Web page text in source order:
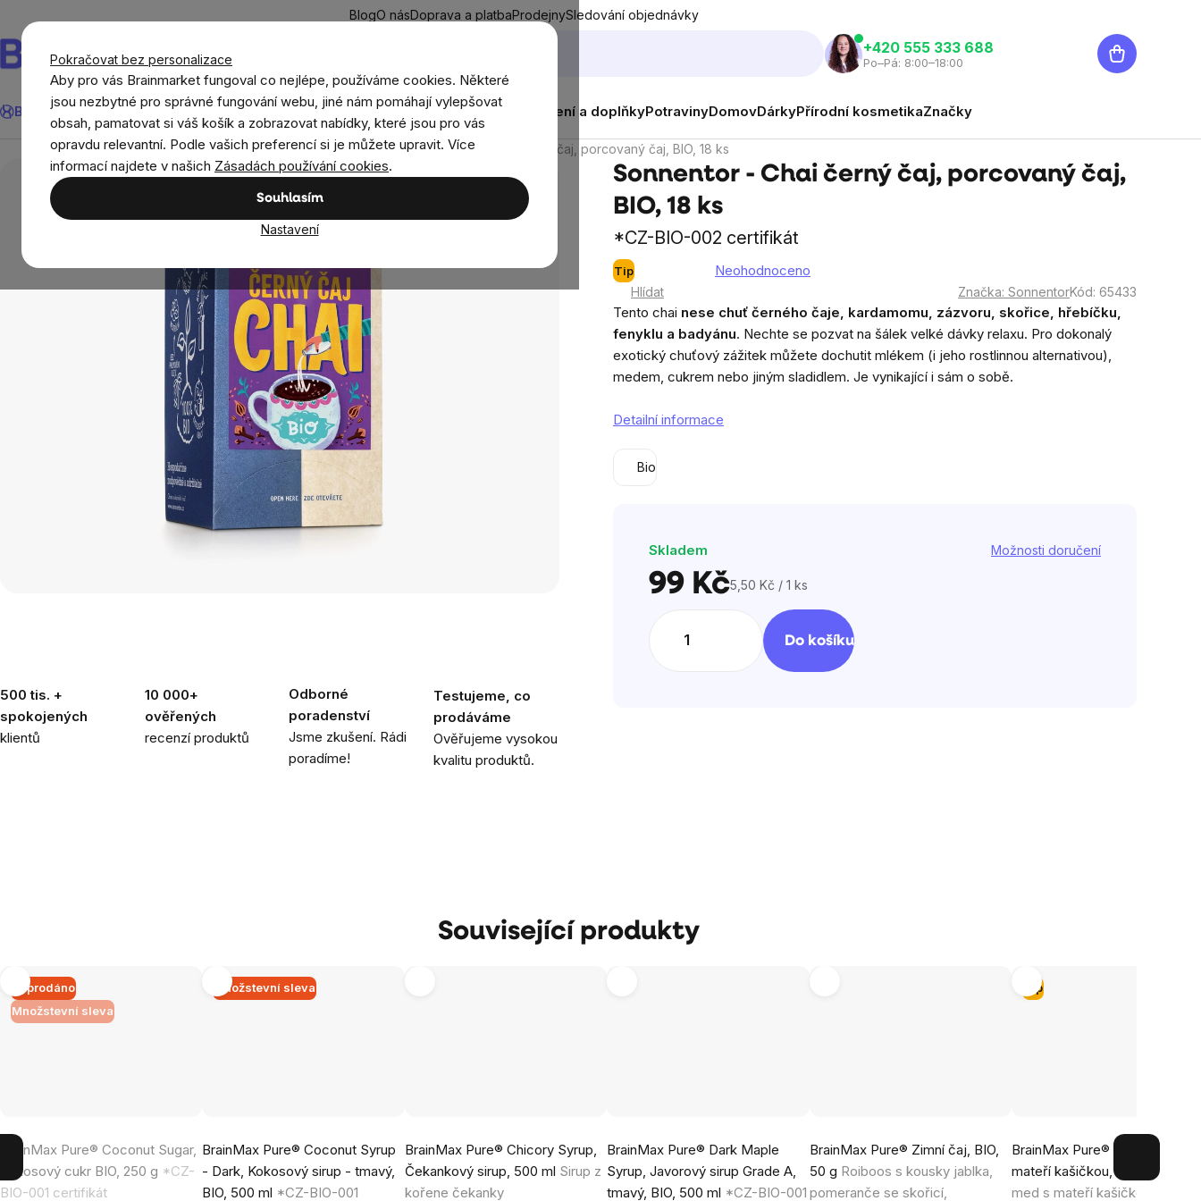
Pokračovat bez personalizace
Aby pro vás Brainmarket fungoval co nejlépe, používáme cookies. Některé
jsou nezbytné pro správné fungování webu, jiné nám pomáhají vylepšovat
obsah, pamatovat si váš košík a zobrazovat nabídky, které jsou pro vás
opravdu relevantní. Podle vašich preferencí si je můžete upravit. Více
informací najdete v našich Zásadách používání cookies.
Souhlasím
Nastavení
obsah
BlogO násDoprava a platbaProdejnySledování objednávky
Hledat
‭+420 555 333 688
Po–Pá: 8:00–18:00
Nákupní
košík
BrainMax® Léto Ušetři CíleDoplňky stravy a výživaNovinkyMužiŽenyDěti Oblečení a doplňkyPotravinyDomovDárkyPřírodní kosmetikaZnačky
Potraviny Nápoje Čaje Černé čaje Sonnentor - Chai černý čaj, porcovaný čaj, BIO, 18 ks
Sonnentor - Chai černý čaj, porcovaný čaj,
BIO, 18 ks
*CZ-BIO-002 certifikát
Tip
Průměrné
hodnocení
produktu
je
0,0
z
hvězdiček.
Neohodnoceno
500 tis. +
spokojených
klientů
10 000+
ověřených
recenzí produktů
Odborné
poradenství
Jsme zkušení. Rádi
poradíme!
Testujeme, co
prodáváme
Ověřujeme vysokou
kvalitu produktů.
Hlídat Značka: SonnentorKód: 65433
Tento chai nese chuť černého čaje, kardamomu, zázvoru, skořice, hřebíčku,
fenyklu a badyánu. Nechte se pozvat na šálek velké dávky relaxu. Pro dokonalý
exotický chuťový zážitek můžete dochutit mlékem (i jeho rostlinnou alternativou),
medem, cukrem nebo jiným sladidlem. Je vynikající i sám o sobě.
Detailní informace
Bio
Skladem Možnosti doručení
99 KčMěrná
5,50 Kč / 1 ks
Do košíku
Související produkty
Množstevní sleva
Vyprodáno
BrainMax Pure® Coconut Sugar,
Kokosový cukr BIO, 250 g *CZ-
BIO-001 certifikát
Průměrné
hodnocení
produktu
Množstevní sleva
BrainMax Pure® Coconut Syrup
- Dark, Kokosový sirup - tmavý,
BIO, 500 ml *CZ-BIO-001
hodnocení
produktu
BrainMax Pure® Chicory Syrup,
Čekankový sirup, 500 ml Sirup z
kořene čekanky
hodnocení
produktu
BrainMax Pure® Dark Maple
Syrup, Javorový sirup Grade A,
tmavý, BIO, 500 ml *CZ-BIO-001
hodnocení
produktu
BrainMax Pure® Zimní čaj, BIO,
50 g Roiboos s kousky jablka,
pomeranče se skořicí,
hodnocení
produktu
Tip
BrainMax Pure® Včelí med s
mateří kašičkou, 250 g
Včelí
med s mateří kašičkou z
hodnocení
produktu